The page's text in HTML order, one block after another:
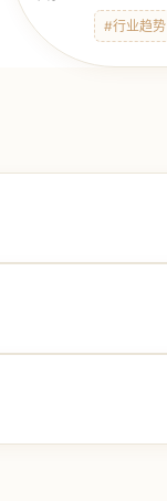
#行业趋势